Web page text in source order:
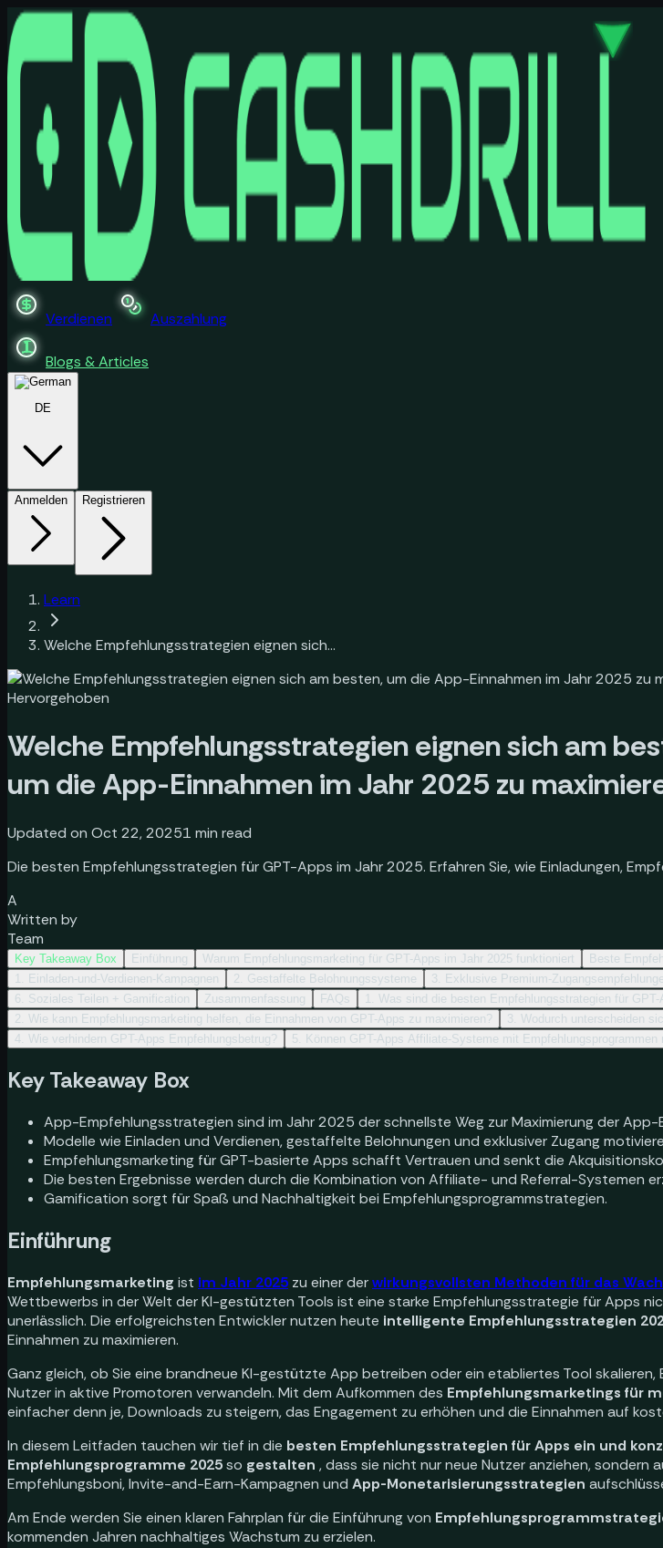
Verdienen Auszahlung
Blogs & Articles
DE
Anmelden Registrieren
Learn
Welche Empfehlungsstrategien eignen sich...
Hervorgehoben
Welche Empfehlungsstrategien eignen sich am
um die App-Einnahmen im Jahr 2025 zu
Updated on Oct 22, 20251 min read
Die besten Empfehlungsstrategien für GPT-Apps im Jahr 2025. Erfahren Sie, wie Einladungen,
A
Written by
Team
Key Takeaway Box Einführung Warum Empfehlungsmarketing für GPT-Apps im Jahr 2025 funktioniert
Beste
1. Einladen-und-Verdienen-Kampagnen
2. Gestaffelte Belohnungssysteme 3. Exklusive Premium-
6. Soziales Teilen + Gamification
Zusammenfassung FAQs
1. Was sind die besten Empfehlungsstrategien für
2. Wie kann Empfehlungsmarketing helfen, die Einnahmen von GPT-Apps zu maximieren?
3. Wodurch unterscheiden
4. Wie verhindern GPT-Apps Empfehlungsbetrug?
5. Können GPT-Apps Affiliate-Systeme mit Empfehlungsprogrammen
Key Takeaway Box
App-Empfehlungsstrategien sind im Jahr 2025 der schnellste Weg zur Maximierung der App-
Modelle wie Einladen und Verdienen, gestaffelte Belohnungen und exklusiver Zugang
Empfehlungsmarketing für GPT-basierte Apps schafft Vertrauen und senkt die
Die besten Ergebnisse werden durch die Kombination von Affiliate- und Referral-Systemen
Gamification sorgt für Spaß und Nachhaltigkeit bei Empfehlungsprogrammstrategien.
Einführung
Empfehlungsmarketing ist im Jahr 2025 zu einer derwirkungsvollsten Methoden für das
Wettbewerbs in der Welt der KI-gestützten Tools ist eine starke Empfehlungsstrategie für Apps
unerlässlich. Die erfolgreichsten Entwickler nutzen heute intelligente Empfehlungsstrategien
Einnahmen zu maximieren.
Ganz gleich, ob Sie eine brandneue KI-gestützte App betreiben oder ein etabliertes Tool
Nutzer in aktive Promotoren verwandeln. Mit dem Aufkommen des Empfehlungsmarketings für
einfacher denn je, Downloads zu steigern, das Engagement zu erhöhen und die Einnahmen auf
In diesem Leitfaden tauchen wir tief in die besten Empfehlungsstrategien für Apps ein und
Empfehlungsprogramme 2025so gestalten , dass sie nicht nur neue Nutzer anziehen, sondern
Empfehlungsboni, Invite-and-Earn-Kampagnen und App-Monetarisierungsstrategien
Am Ende werden Sie einen klaren Fahrplan für die Einführung von
kommenden Jahren nachhaltiges Wachstum zu erzielen.